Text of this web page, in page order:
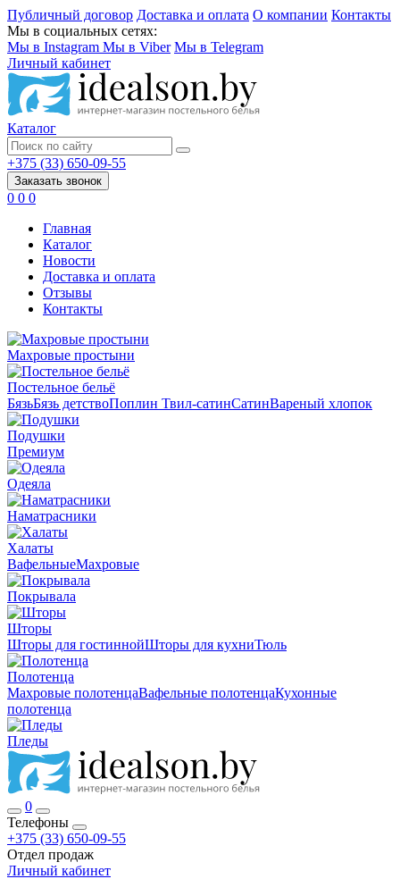
Публичный договор Доставка и оплата О компании Контакты
Мы в социальных сетях:
Мы в Instagram Мы в Viber Мы в Telegram
Личный кабинет
Каталог
+375 (33) 650-09-55
Заказать звонок
0 0 0
Главная
Каталог
Новости
Доставка и оплата
Отзывы
Контакты
Махровые простыни
Постельное бельё
БязьБязь детствоПоплин Твил-сатинСатинВареный хлопок
Подушки
Премиум
Одеяла
Наматрасники
Халаты
ВафельныеМахровые
Покрывала
Шторы
Шторы для гостиннойШторы для кухниТюль
Полотенца
Махровые полотенцаВафельные полотенцаКухонные
полотенца
Пледы
0
Телефоны
+375 (33) 650-09-55
Отдел продаж
Личный кабинет